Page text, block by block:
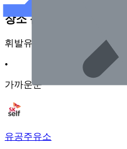
장소 근처 주유소
휘발유
•
가까운순
유공주유소